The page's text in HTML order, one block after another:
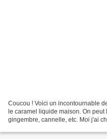
Coucou ! Voici un incontournable
le caramel liquide maison. On peut
gingembre, cannelle, etc. Moi j'ai